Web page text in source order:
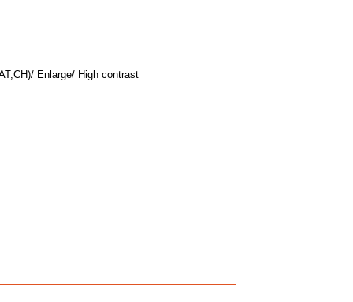
Enlarge/ High contrast